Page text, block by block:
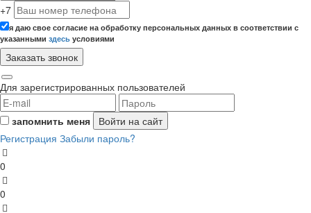
+7
я даю свое согласие на обработку персональных данных в соответствии с
указанными здесь условиями
Для зарегистрированных пользователей
запомнить меня
Регистрация Забыли пароль?
0
0